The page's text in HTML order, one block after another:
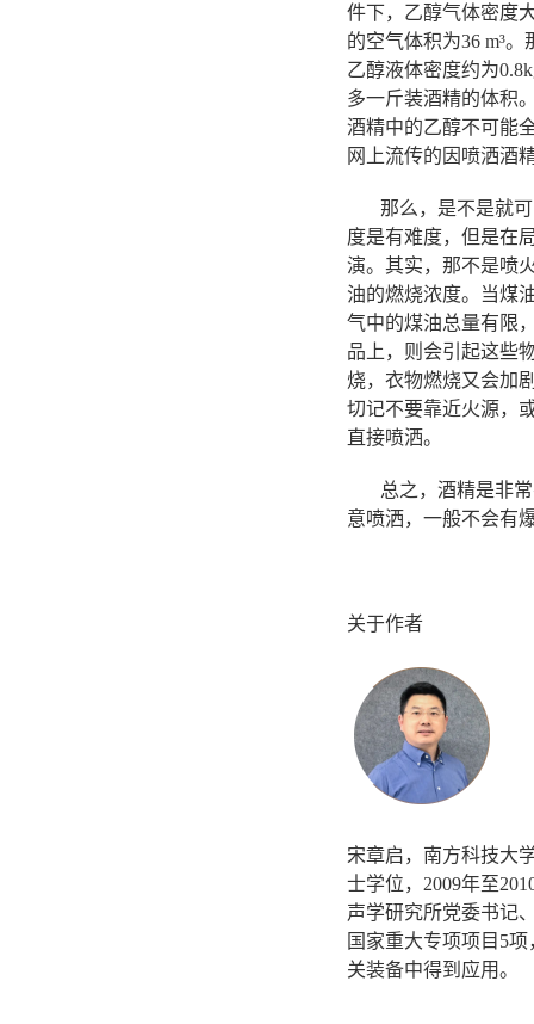
件下，乙醇气体密度
的空气体积为36 m³
乙醇液体密度约为
多一斤装酒精的体积
酒精中的乙醇不可能
网上流传的因喷洒酒
那么，是不是就可
度是有难度，但是在
演。其实，那不是喷
油的燃烧浓度。当煤
气中的煤油总量有限
品上，则会引起这些
烧，衣物燃烧又会加
切记不要靠近火源，
直接喷洒。
总之，酒精是非常
意喷洒，一般不会有
关于作者
宋章启，南方科技大
士学位，2009年至
声学研究所党委书记
国家重大专项项目5
关装备中得到应用。